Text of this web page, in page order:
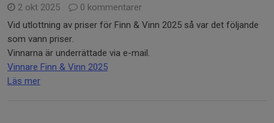
2 okt 2025
0 kommentarer
Vid utlottning av priser för Finn & Vinn 2025 så var det följande
som vann priser.
Vinnarna är underrättade via e-mail.
Vinnare Finn & Vinn 2025
Läs mer